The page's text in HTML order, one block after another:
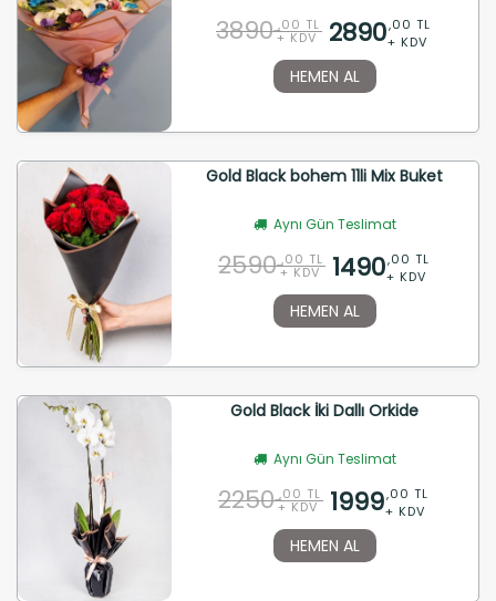
3890 ,00 TL
+ KDV 2890,00 TL
+ KDV
HEMEN AL
Gold Black bohem 11li Mix Buket
Aynı Gün Teslimat
2590 ,00 TL
+ KDV 1490,00 TL
+ KDV
HEMEN AL
Gold Black İki Dallı Orkide
Aynı Gün Teslimat
2250 ,00 TL
+ KDV 1999,00 TL
+ KDV
HEMEN AL